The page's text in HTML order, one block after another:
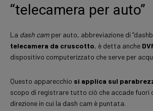
“telecamera per auto”
La dash cam per auto, abbreviazione di
telecamera da cruscotto, è detta anche
dispositivo computerizzato che serve per
Questo apparecchio si applica sul
scopo di registrare tutto ciò che accade fuori
direzione in cui la dash cam è puntata.